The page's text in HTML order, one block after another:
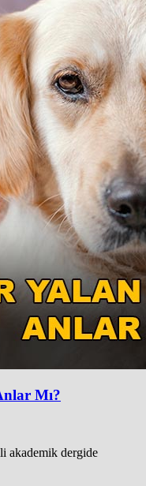
Mı?
akademik dergide